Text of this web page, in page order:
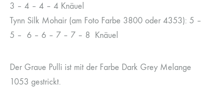
3 – 4 – 4 – 4 Knäuel
Tynn Silk Mohair (am Foto Farbe 3800 oder 4353): 5 –
5 – 6 – 6 – 7 – 7 – 8 Knäuel
Der Graue Pulli ist mit der Farbe Dark Grey Melange
1053 gestrickt.